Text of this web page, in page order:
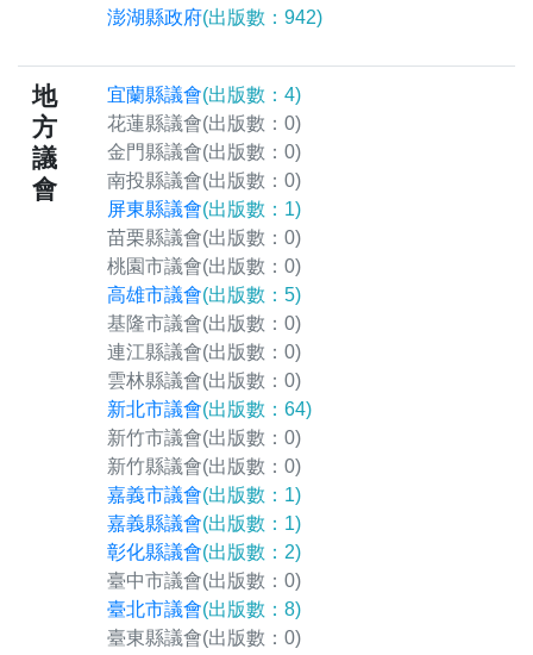
澎湖縣政府(出版數：942)
地
方
議
會
宜蘭縣議會(出版數：4)
花蓮縣議會(出版數：0)
金門縣議會(出版數：0)
南投縣議會(出版數：0)
屏東縣議會(出版數：1)
苗栗縣議會(出版數：0)
桃園市議會(出版數：0)
高雄市議會(出版數：5)
基隆市議會(出版數：0)
連江縣議會(出版數：0)
雲林縣議會(出版數：0)
新北市議會(出版數：64)
新竹市議會(出版數：0)
新竹縣議會(出版數：0)
嘉義市議會(出版數：1)
嘉義縣議會(出版數：1)
彰化縣議會(出版數：2)
臺中市議會(出版數：0)
臺北市議會(出版數：8)
臺東縣議會(出版數：0)